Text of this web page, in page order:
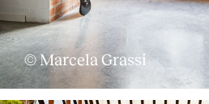
© Marcela Grassi